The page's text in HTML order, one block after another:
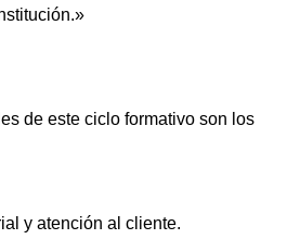
de este ciclo formativo son los
y atención al cliente.